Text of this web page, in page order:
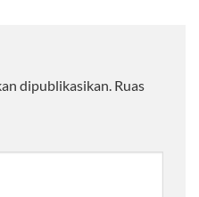
dipublikasikan. Ruas